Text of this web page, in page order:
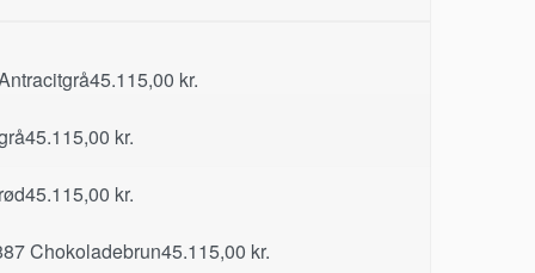
45.115,00 kr.
45.115,00 kr.
45.115,00 kr.
Chokoladebrun45.115,00 kr.